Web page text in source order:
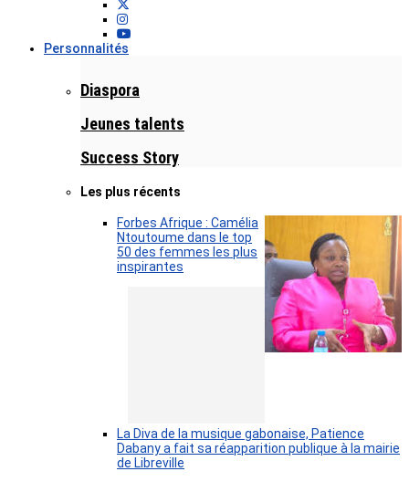
Personnalités
Diaspora
Jeunes talents
Success Story
Les plus récents
Forbes Afrique : Camélia
Ntoutoume dans le top
50 des femmes les plus
inspirantes
La Diva de la musique gabonaise, Patience
Dabany a fait sa réapparition publique à la mairie
de Libreville